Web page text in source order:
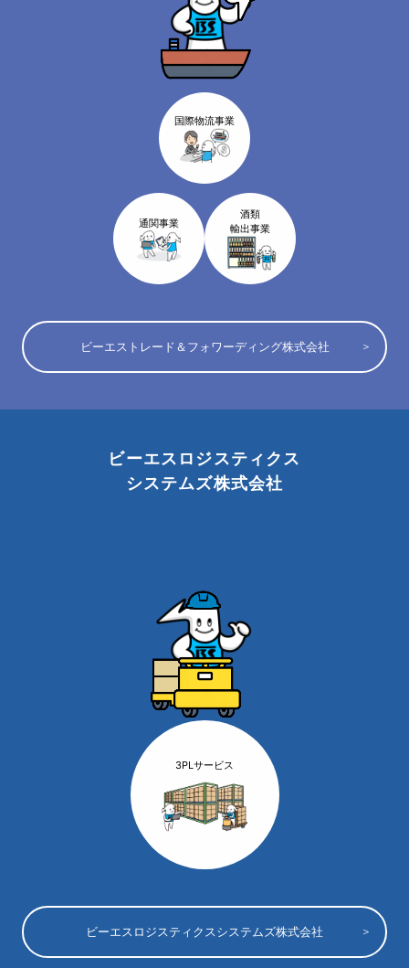
国際物流事業
通関事業
酒類
輸出事業
ビーエストレード＆フォワーディング株式会社
ビーエスロジスティクス
システムズ株式会社
3PLサービス
ビーエスロジスティクスシステムズ株式会社